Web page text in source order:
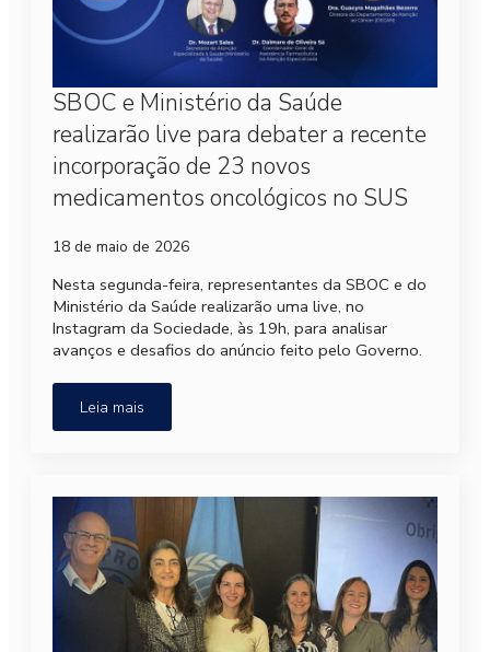
SBOC e Ministério da Saúde
realizarão live para debater a recente
incorporação de 23 novos
medicamentos oncológicos no SUS
18 de maio de 2026
Nesta segunda-feira, representantes da SBOC e do
Ministério da Saúde realizarão uma live, no
Instagram da Sociedade, às 19h, para analisar
avanços e desafios do anúncio feito pelo Governo.
Leia mais